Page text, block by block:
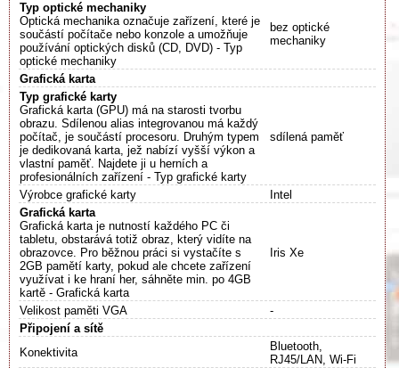
Typ optické mechaniky
Optická mechanika označuje zařízení, které je
součástí počítače nebo konzole a umožňuje
používání optických disků (CD, DVD) - Typ
optické mechaniky
bez optické
mechaniky
Grafická karta
Typ grafické karty
Grafická karta (GPU) má na starosti tvorbu
obrazu. Sdílenou alias integrovanou má každý
počítač, je součástí procesoru. Druhým typem
je dedikovaná karta, jež nabízí vyšší výkon a
vlastní paměť. Najdete ji u herních a
profesionálních zařízení - Typ grafické karty
sdílená paměť
Výrobce grafické karty
Intel
Grafická karta
Grafická karta je nutností každého PC či
tabletu, obstarává totiž obraz, který vidíte na
obrazovce. Pro běžnou práci si vystačíte s
2GB pamětí karty, pokud ale chcete zařízení
využívat i ke hraní her, sáhněte min. po 4GB
kartě - Grafická karta
Iris Xe
Velikost paměti VGA
-
Připojení a sítě
Konektivita
Bluetooth,
RJ45/LAN, Wi-Fi